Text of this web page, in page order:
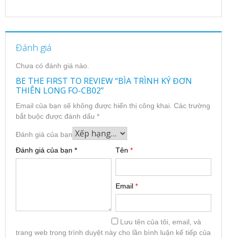
Đánh giá
Chưa có đánh giá nào.
BE THE FIRST TO REVIEW “BÌA TRÌNH KÝ ĐƠN
THIÊN LONG FO-CB02”
Email của bạn sẽ không được hiển thị công khai. Các trường
bắt buộc được đánh dấu *
Đánh giá của bạn
Đánh giá của bạn * Tên *
Email *
Lưu tên của tôi, email, và
trang web trong trình duyệt này cho lần bình luận kế tiếp của